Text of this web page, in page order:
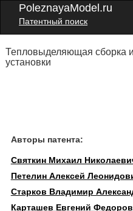
PoleznayaModel.ru
Патентный поиск
Тепловыделяющая сборка
установки
Авторы патента:
Святкин Михаил
Петелин Алексей
Старков Владимир
Карташев Евгений